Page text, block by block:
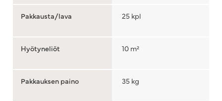
Pakkausta/lava 25 kpl
Hyötyneliöt 10 m²
Pakkauksen paino 35 kg